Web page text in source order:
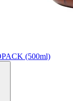
(500ml)